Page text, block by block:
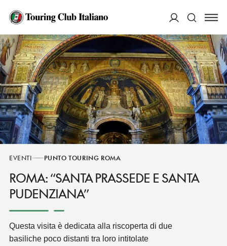
Cerca
EVENTI PUNTO TOURING ROMA
ROMA: “SANTA PRASSEDE E SANTA
PUDENZIANA”
Questa visita è dedicata alla riscoperta di due
basiliche poco distanti tra loro intitolate